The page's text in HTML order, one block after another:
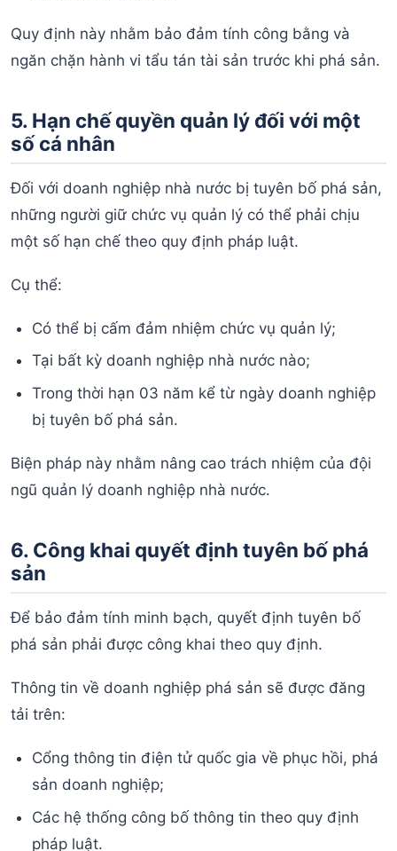
Quy định này nhằm bảo đảm tính công bằng và
ngăn chặn hành vi tẩu tán tài sản trước khi phá sản.
5. Hạn chế quyền quản lý đối với một
số cá nhân
Đối với doanh nghiệp nhà nước bị tuyên bố phá sản,
những người giữ chức vụ quản lý có thể phải chịu
một số hạn chế theo quy định pháp luật.
Cụ thể:
Có thể bị cấm đảm nhiệm chức vụ quản lý;
Tại bất kỳ doanh nghiệp nhà nước nào;
Trong thời hạn 03 năm kể từ ngày doanh nghiệp
bị tuyên bố phá sản.
Biện pháp này nhằm nâng cao trách nhiệm của đội
ngũ quản lý doanh nghiệp nhà nước.
6. Công khai quyết định tuyên bố phá
sản
Để bảo đảm tính minh bạch, quyết định tuyên bố
phá sản phải được công khai theo quy định.
Thông tin về doanh nghiệp phá sản sẽ được đăng
tải trên:
Cổng thông tin điện tử quốc gia về phục hồi, phá
sản doanh nghiệp;
Các hệ thống công bố thông tin theo quy định
pháp luật.